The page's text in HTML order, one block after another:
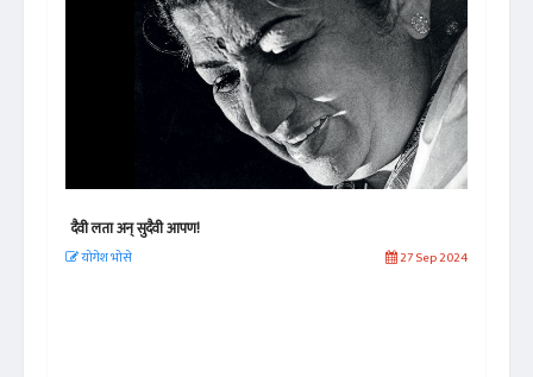
दैवी लता अन् सुदैवी आपण!
योगेश भोसे 27 Sep 2024